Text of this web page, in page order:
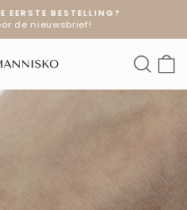
Diavoorstelling
EERSTE BESTELLING?
de nieuwsbrief!